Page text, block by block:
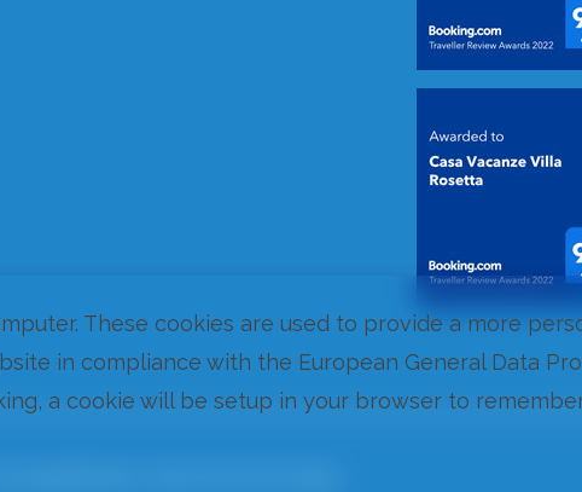
appartements a Cala Gonone et Dorgali
These cookies are used to provide a more
in compliance with the European General Data
a cookie will be setup in your browser to